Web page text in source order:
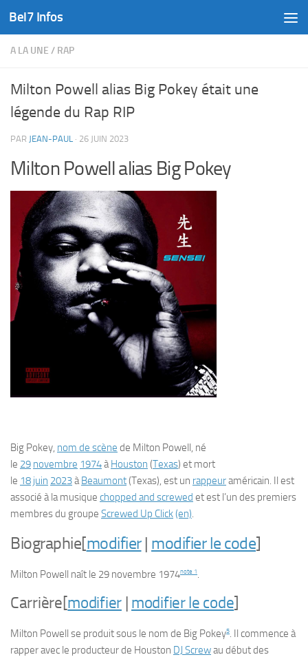
Skip to content
Bel7 Infos
A LA UNE / RAP
Milton Powell alias Big Pokey était une
légende du Rap RIP
PAR JEAN-PAUL · 26 JUIN 2023
Milton Powell alias Big Pokey
Big Pokey, nom de scène de Milton Powell, né
le 29 novembre 1974àHouston (Texas) et mort
le 18 juin 2023àBeaumont(Texas), est un rappeuraméricain. Il est
associé à la musique chopped and screwed et est l’un des premiers
membres du groupe Screwed Up Click(en).
Biographie[modifier| modifier le code]
Milton Powell naît le 29 novembre 1974note 1.
Carrière[modifier| modifier le code]
Milton Powell se produit sous le nom de Big Pokey5. Il commence à
rapper avec le producteur de Houston DJ Screwau début des